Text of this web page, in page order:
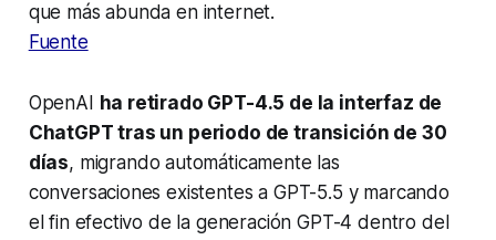
que más abunda en internet.
Fuente
OpenAI
ha retirado GPT-4.5 de la interfaz de
ChatGPT tras un periodo de transición de 30
días, migrando automáticamente las
conversaciones existentes a GPT-5.5 y marcando
el fin efectivo de la generación GPT-4 dentro del